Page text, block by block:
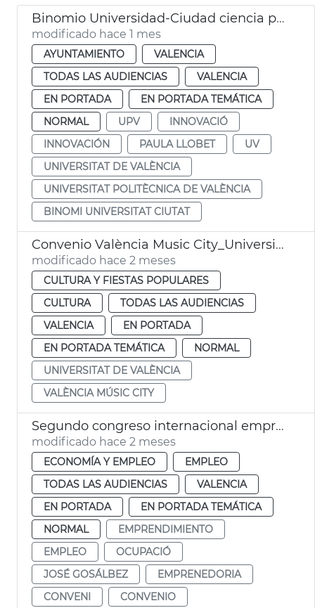
Binomio Universidad-Ciudad ciencia políticas públicas València
modificado hace 1 mes
AYUNTAMIENTO
VALENCIA
TODAS LAS AUDIENCIAS
VALENCIA
EN PORTADA
EN PORTADA TEMÁTICA
NORMAL
UPV
INNOVACIÓ
INNOVACIÓN
PAULA LLOBET
UV
UNIVERSITAT DE VALÈNCIA
UNIVERSITAT POLITÈCNICA DE VALÈNCIA
BINOMI UNIVERSITAT CIUTAT
Convenio València Music City_Universitat de València
modificado hace 2 meses
CULTURA Y FIESTAS POPULARES
CULTURA
TODAS LAS AUDIENCIAS
VALENCIA
EN PORTADA
EN PORTADA TEMÁTICA
NORMAL
UNIVERSITAT DE VALÈNCIA
VALÈNCIA MÚSIC CITY
Segundo congreso internacional emprendimiento València
modificado hace 2 meses
ECONOMÍA Y EMPLEO
EMPLEO
TODAS LAS AUDIENCIAS
VALENCIA
EN PORTADA
EN PORTADA TEMÁTICA
NORMAL
EMPRENDIMIENTO
EMPLEO
OCUPACIÓ
JOSÉ GOSÁLBEZ
EMPRENEDORIA
CONVENI
CONVENIO